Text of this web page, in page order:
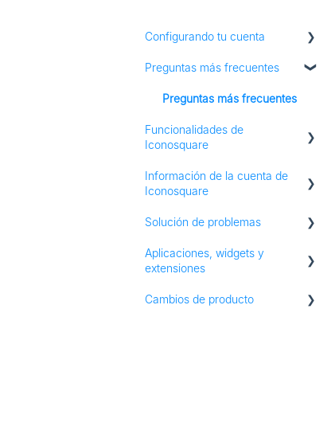
Configurando tu cuenta
Adición de perfiles sociales
Preguntas más frecuentes
Preguntas más frecuentes
Funcionalidades de
Iconosquare
Publicación
grupos
Información de la cuenta de
Iconosquare
Información de suscripción y
Información Entrar
autorizaciones
Solución de problemas
Solución de problemas
Aplicaciones, widgets y
extensiones
Aplicaciones para iOS y
Cambios de producto